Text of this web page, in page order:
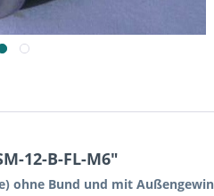
12-B-FL-M6"
ohne Bund und mit